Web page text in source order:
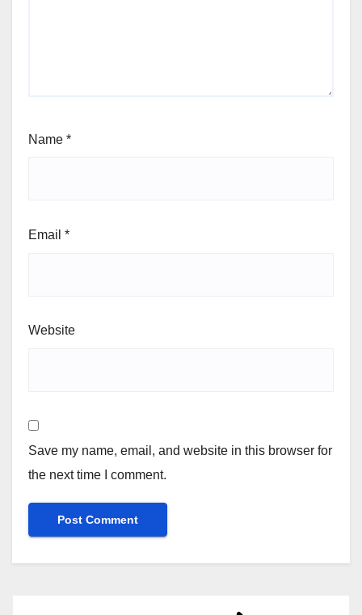
Name *
Email *
Website
Save my name, email, and website in this browser for
the next time I comment.